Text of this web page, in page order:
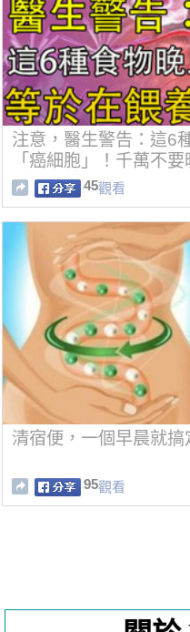
注意，醫生警告：這6
「癌細胞」！千萬不要
45觀看
清宿便，一個早晨就
95觀看